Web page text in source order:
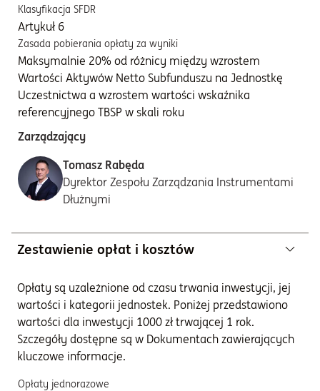
Klasyfikacja SFDR
Artykuł 6
Zasada pobierania opłaty za wyniki
Maksymalnie 20% od różnicy między wzrostem
Wartości Aktywów Netto Subfunduszu na Jednostkę
Uczestnictwa a wzrostem wartości wskaźnika
referencyjnego TBSP w skali roku
Zarządzający
Tomasz Rabęda
Dyrektor Zespołu Zarządzania Instrumentami
Dłużnymi
Zestawienie opłat i kosztów
Opłaty są uzależnione od czasu trwania inwestycji, jej
wartości i kategorii jednostek. Poniżej przedstawiono
wartości dla inwestycji 1000 zł trwającej 1 rok.
Szczegóły dostępne są w Dokumentach zawierających
kluczowe informacje.
Opłaty jednorazowe